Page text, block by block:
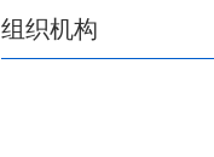
组织机构